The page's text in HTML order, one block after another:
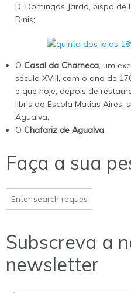
D. Domingos Jardo, bispo de
Dinis;
O Casal da Charneca, um
século XVIII, com o ano de
e que hoje, depois de
libris da Escola Matias Aires,
Agualva;
O Chafariz de Agualva.
Faça a sua
Subscreva a
newsletter